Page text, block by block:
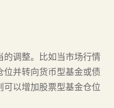
的调整。比如当市场行情
并转向货币型基金或债
以增加股票型基金仓位